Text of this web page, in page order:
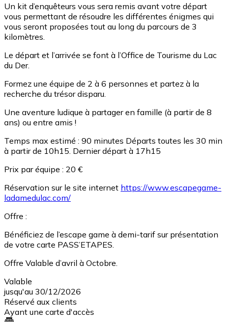
Un kit d’enquêteurs vous sera remis avant votre départ
vous permettant de résoudre les différentes énigmes qui
vous seront proposées tout au long du parcours de 3
kilomètres.
Le départ et l’arrivée se font à l’Office de Tourisme du Lac
du Der.
Formez une équipe de 2 à 6 personnes et partez à la
recherche du trésor disparu.
Une aventure ludique à partager en famille (à partir de 8
ans) ou entre amis !
Temps max estimé : 90 minutes Départs toutes les 30 min
à partir de 10h15. Dernier départ à 17h15
Prix par équipe : 20 €
Réservation sur le site internet https://www.escapegame-
ladamedulac.com/
Offre :
Bénéficiez de l’escape game à demi-tarif sur présentation
de votre carte PASS’ETAPES.
Offre Valable d’avril à Octobre.
Valable
jusqu'au 30/12/2026
Réservé aux clients
Ayant une carte d'accès